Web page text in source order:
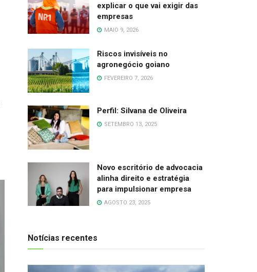
explicar o que vai exigir das
empresas
MAIO 9, 2026
Riscos invisíveis no
agronegócio goiano
FEVEREIRO 7, 2026
Perfil: Silvana de Oliveira
SETEMBRO 13, 2025
Novo escritório de advocacia
alinha direito e estratégia
para impulsionar empresa
AGOSTO 23, 2025
Notícias recentes